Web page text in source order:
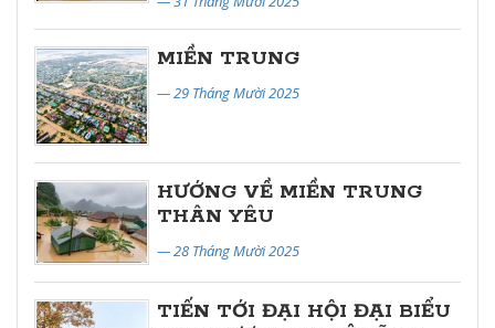
MIỀN TRUNG
— 29 Tháng Mười 2025
HƯỚNG VỀ MIỀN TRUNG
THÂN YÊU
— 28 Tháng Mười 2025
TIẾN TỚI ĐẠI HỘI ĐẠI BIỂU